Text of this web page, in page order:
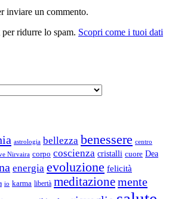
inviare un commento.
ridurre lo spam. Scopri come i tuoi dati
astrologia bellezza benessere centro
Nirvaira corpo coscienza cristalli cuore Dea
energia evoluzione felicità
io karma libertà meditazionemente